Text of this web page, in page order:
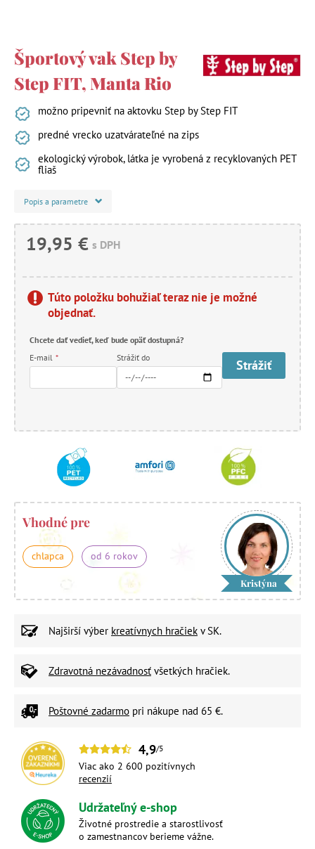
Športový vak Step by
Step FIT, Manta Rio
možno pripevniť na aktovku Step by Step FIT
predné vrecko uzatvárateľné na zips
ekologický výrobok, látka je vyrobená z recyklovaných PET
fliaš
Popis a parametre
19,95 € s DPH
Túto položku bohužiaľ teraz nie je možné
objednať.
Chcete dať vedieť, keď bude opäť dostupná?
E-mail * Strážiť do Strážiť
Vhodné pre
chlapca od 6 rokov
Kristýna
Najširší výber kreatívnych hračiek v SK.
Zdravotná nezávadnosť všetkých hračiek.
Poštovné zadarmo pri nákupe nad 65 €.
4,9/5
Viac ako 2 600 pozitívnych
recenzií
Udržateľný e-shop
Životné prostredie a starostlivosť
o zamestnancov berieme vážne.